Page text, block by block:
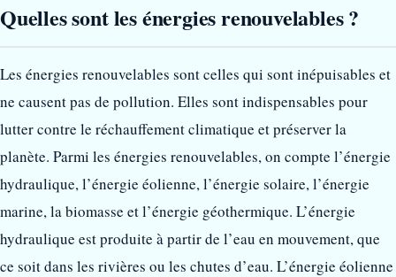
Quelles sont les énergies renouvelables ?
Les énergies renouvelables sont celles qui sont inépuisables et
ne causent pas de pollution. Elles sont indispensables pour
lutter contre le réchauffement climatique et préserver la
planète. Parmi les énergies renouvelables, on compte l’énergie
hydraulique, l’énergie éolienne, l’énergie solaire, l’énergie
marine, la biomasse et l’énergie géothermique. L’énergie
hydraulique est produite à partir de l’eau en mouvement, que
ce soit dans les rivières ou les chutes d’eau. L’énergie éolienne